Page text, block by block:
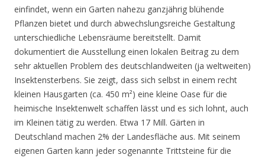
einfindet, wenn ein Garten nahezu ganzjährig blühende
Pflanzen bietet und durch abwechslungsreiche Gestaltung
unterschiedliche Lebensräume bereitstellt. Damit
dokumentiert die Ausstellung einen lokalen Beitrag zu dem
sehr aktuellen Problem des deutschlandweiten (ja weltweiten)
Insektensterbens. Sie zeigt, dass sich selbst in einem recht
kleinen Hausgarten (ca. 450 m²) eine kleine Oase für die
heimische Insektenwelt schaffen lässt und es sich lohnt, auch
im Kleinen tätig zu werden. Etwa 17 Mill. Gärten in
Deutschland machen 2% der Landesfläche aus. Mit seinem
eigenen Garten kann jeder sogenannte Trittsteine für die